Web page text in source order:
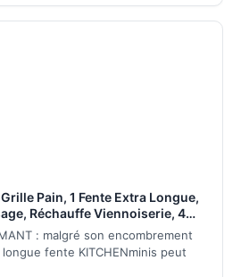
Pain, 1 Fente Extra Longue,
Réchauffe Viennoiserie, 4
Haute Qualité, 900W,
: malgré son encombrement
fente KITCHENminis peut